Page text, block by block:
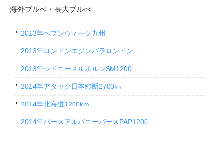
海外ブルべ・長大ブルべ
2013年ヘブンウィーク九州
2013年ロンドンエジンバラロンドン
2013年シドニーメルボルンSM1200
2014年アタック日本縦断2700㎞
2014年北海道1200km
2014年パースアルバニーパースPAP1200